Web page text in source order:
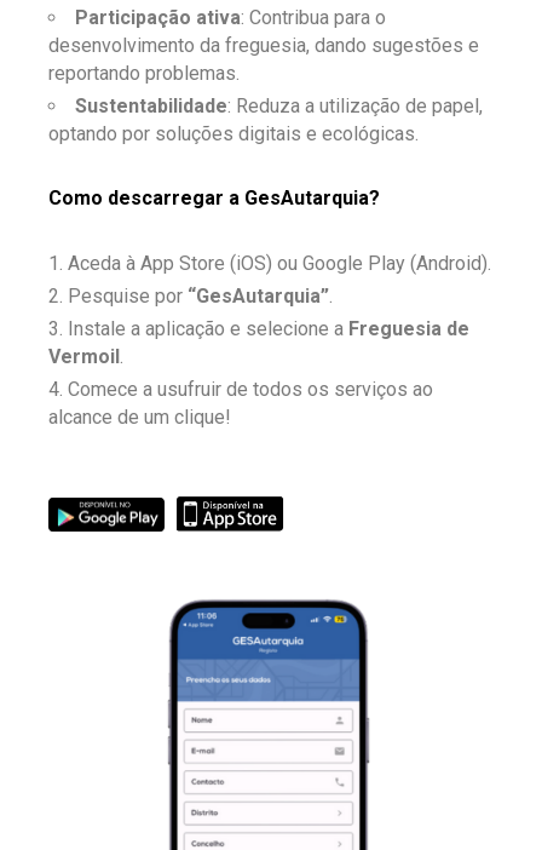
Participação ativa: Contribua para o
desenvolvimento da freguesia, dando sugestões e
reportando problemas.
Sustentabilidade: Reduza a utilização de papel,
optando por soluções digitais e ecológicas.
Como descarregar a GesAutarquia?
Aceda à App Store (iOS) ou Google Play (Android).
Pesquise por “GesAutarquia”.
Instale a aplicação e selecione a Freguesia de
Vermoil.
Comece a usufruir de todos os serviços ao
alcance de um clique!